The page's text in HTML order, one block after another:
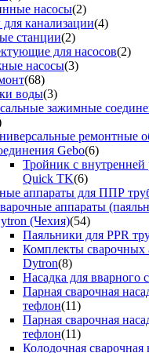
насосы(2)
канализации(4)
станции(2)
для насосов(2)
насосы(3)
(68)
воды(3)
зажимные
ремонтные
Gebo(6)
Тройник с внутренней
Quick TK(6)
аппараты для ППР
аппараты
(Чехия)(54)
Паяльники для PPR
Комплекты сварочных
Dytron(8)
Насадка для вварного
Парная сварочная
тефлон(11)
Парная сварочная
тефлон(11)
Колодочная сварочная